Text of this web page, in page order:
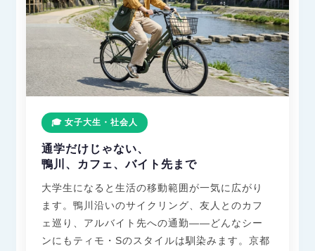
🎓 女子大生・社会人
通学だけじゃない、
鴨川、カフェ、バイト先まで
大学生になると生活の移動範囲が一気に広がり
ます。鴨川沿いのサイクリング、友人とのカフ
ェ巡り、アルバイト先への通勤——どんなシー
ンにもティモ・Sのスタイルは馴染みます。京都